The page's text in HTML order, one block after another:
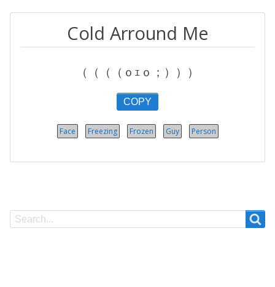
Cold Arround Me
（（（（ｏｪｏ；）））
COPY
Face Freezing Frozen Guy Person
Search
Search